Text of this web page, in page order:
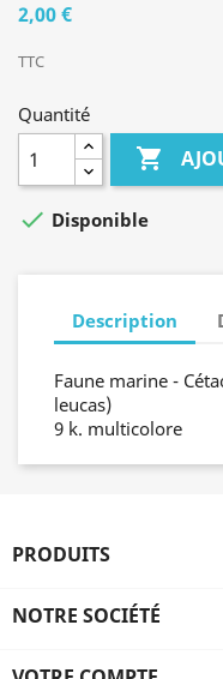
2,00 €
TTC
Quantité

 Disponible
Description
Faune marine -
leucas)
9 k. multicolore
PRODUITS
NOTRE SOCIÉTÉ